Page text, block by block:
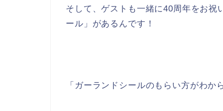
そして、ゲストも一緒に40周年をお祝
ール」があるんです！
「ガーランドシールのもらい方がわか